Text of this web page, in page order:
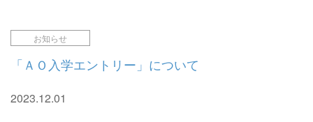
お知らせ
「ＡＯ入学エントリー」について
2023.12.01